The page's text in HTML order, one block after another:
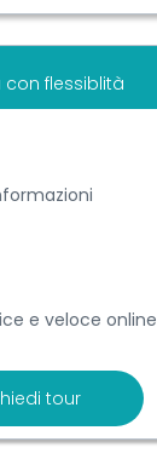
con flessiblità
e veloce online
tour